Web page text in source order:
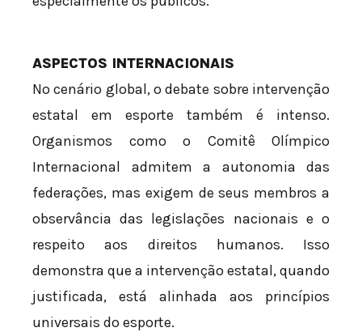
ASPECTOS INTERNACIONAIS
No cenário global, o debate sobre intervenção
estatal em esporte também é intenso.
Organismos como o Comitê Olímpico
Internacional admitem a autonomia das
federações, mas exigem de seus membros a
observância das legislações nacionais e o
respeito aos direitos humanos. Isso
demonstra que a intervenção estatal, quando
justificada, está alinhada aos princípios
universais do esporte.